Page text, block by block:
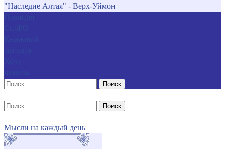
"Наследие Алтая" - Верх-Уймон
Поиск
Поиск
Мысли на каждый день